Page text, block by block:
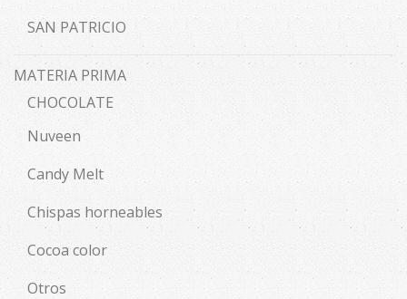
SAN PATRICIO
MATERIA PRIMA
CHOCOLATE
Nuveen
Candy Melt
Chispas horneables
Cocoa color
Otros